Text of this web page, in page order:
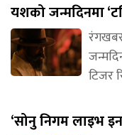
यशको जन्मदिनमा
टिजर
‘सोनु निगम लाइभ